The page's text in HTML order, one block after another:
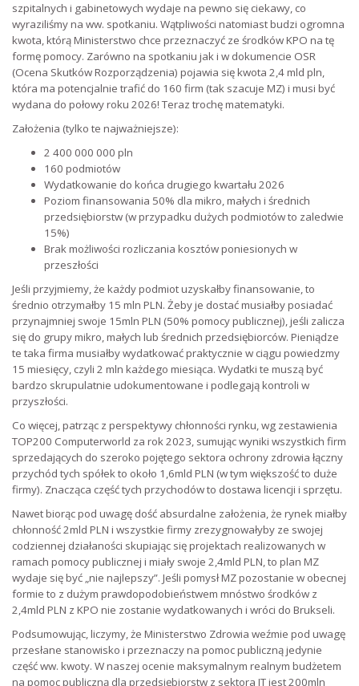
szpitalnych i gabinetowych wydaje na pewno się ciekawy, co
wyraziliśmy na ww. spotkaniu. Wątpliwości natomiast budzi ogromna
kwota, którą Ministerstwo chce przeznaczyć ze środków KPO na tę
formę pomocy. Zarówno na spotkaniu jak i w dokumencie OSR
(Ocena Skutków Rozporządzenia) pojawia się kwota 2,4 mld pln,
która ma potencjalnie trafić do 160 firm (tak szacuje MZ) i musi być
wydana do połowy roku 2026! Teraz trochę matematyki.
Założenia (tylko te najważniejsze):
2 400 000 000 pln
160 podmiotów
Wydatkowanie do końca drugiego kwartału 2026
Poziom finansowania 50% dla mikro, małych i średnich
przedsiębiorstw (w przypadku dużych podmiotów to zaledwie
15%)
Brak możliwości rozliczania kosztów poniesionych w
przeszłości
Jeśli przyjmiemy, że każdy podmiot uzyskałby finansowanie, to
średnio otrzymałby 15 mln PLN. Żeby je dostać musiałby posiadać
przynajmniej swoje 15mln PLN (50% pomocy publicznej), jeśli zalicza
się do grupy mikro, małych lub średnich przedsiębiorców. Pieniądze
te taka firma musiałby wydatkować praktycznie w ciągu powiedzmy
15 miesięcy, czyli 2 mln każdego miesiąca. Wydatki te muszą być
bardzo skrupulatnie udokumentowane i podlegają kontroli w
przyszłości.
Co więcej, patrząc z perspektywy chłonności rynku, wg zestawienia
TOP200 Computerworld za rok 2023, sumując wyniki wszystkich firm
sprzedających do szeroko pojętego sektora ochrony zdrowia łączny
przychód tych spółek to około 1,6mld PLN (w tym większość to duże
firmy). Znacząca część tych przychodów to dostawa licencji i sprzętu.
Nawet biorąc pod uwagę dość absurdalne założenia, że rynek miałby
chłonność 2mld PLN i wszystkie firmy zrezygnowałyby ze swojej
codziennej działaności skupiając się projektach realizowanych w
ramach pomocy publicznej i miały swoje 2,4mld PLN, to plan MZ
wydaje się być „nie najlepszy”. Jeśli pomysł MZ pozostanie w obecnej
formie to z dużym prawdopodobieństwem mnóstwo środków z
2,4mld PLN z KPO nie zostanie wydatkowanych i wróci do Brukseli.
Podsumowując, liczymy, że Ministerstwo Zdrowia weźmie pod uwagę
przesłane stanowisko i przeznaczy na pomoc publiczną jedynie
część ww. kwoty. W naszej ocenie maksymalnym realnym budżetem
na pomoc publiczną dla przedsiębiorstw z sektora IT jest 200mln